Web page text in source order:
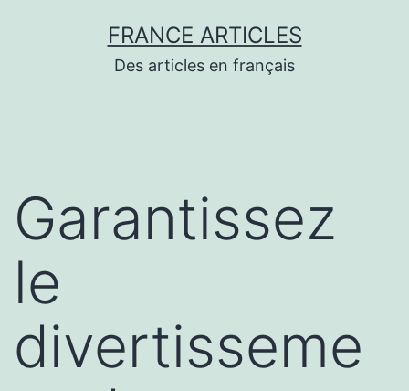
FRANCE ARTICLES
Des articles en français
Garantissez
le
divertisseme